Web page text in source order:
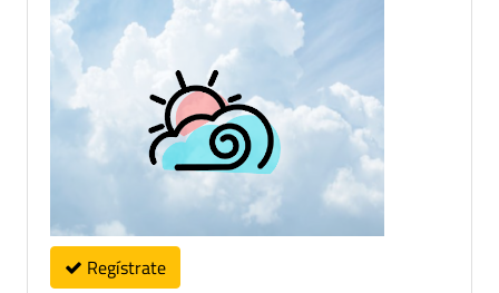
Regístrate